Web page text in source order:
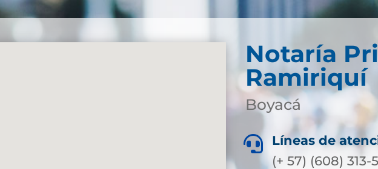
Notaría
Ramiriquí
Boyacá

Líneas de
(+ 57) (608) 313-